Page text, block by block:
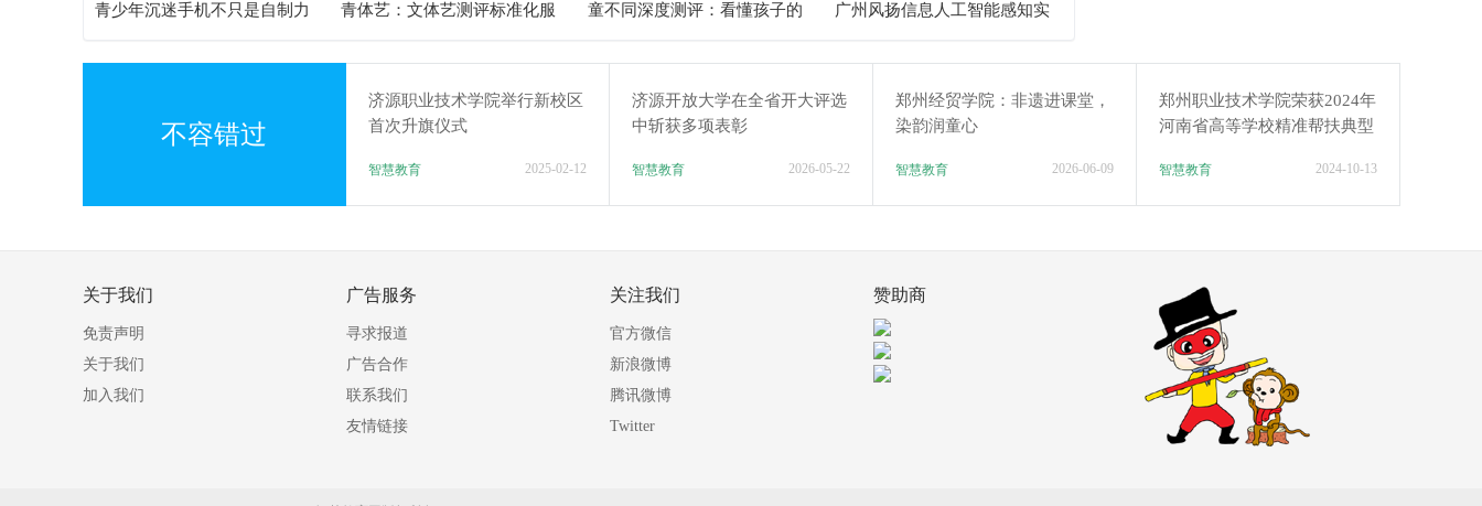
青少年沉迷手机不只是自制力
根源
青体艺：文体艺测评标准化服
童不同深度测评：看懂孩子的
广州风扬信息人工智能感知实
不容错过
济源职业技术学院举行新校区
首次升旗仪式
智慧教育 2025-02-12
济源开放大学在全省开大评选
中斩获多项表彰
智慧教育 2026-05-22
郑州经贸学院：非遗进课堂，
染韵润童心
智慧教育 2026-06-09
郑州职业技术学院荣获2024年
河南省高等学校精准帮扶典型
智慧教育 2024-10-13
关于我们
免责声明
关于我们
加入我们
广告服务
寻求报道
广告合作
联系我们
友情链接
关注我们
官方微信
新浪微博
腾讯微博
Twitter
赞助商